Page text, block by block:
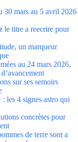
30 mars au 5 avril 2026
le titre a reecrire pour
un marqueur
au 24 mars 2026,
sur ses semoirs
les 4 signes astro qui
concrètes pour
de terre sont a